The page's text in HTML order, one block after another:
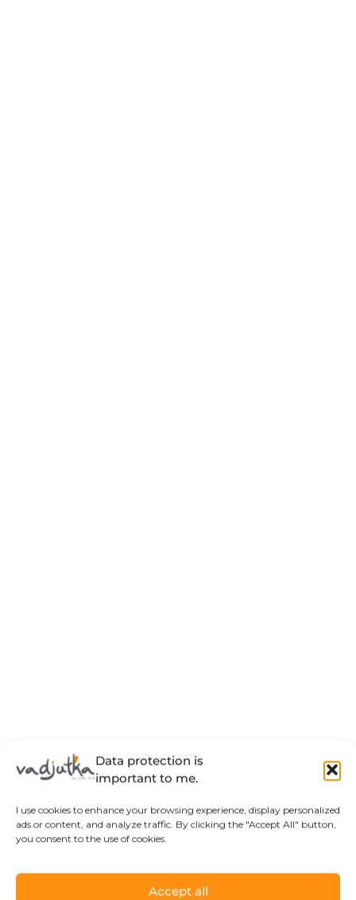
Data protection is
important to me.
I use cookies to enhance your browsing experience, display personalized
ads or content, and analyze traffic. By clicking the "Accept All" button,
you consent to the use of cookies.
Accept all